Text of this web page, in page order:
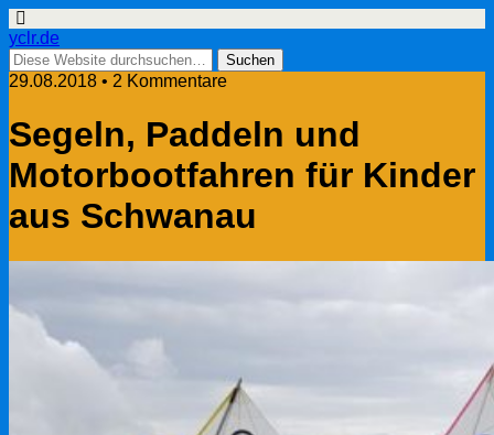
yclr.de
29.08.2018 • 2 Kommentare
Segeln, Paddeln und
Motorbootfahren für Kinder
aus Schwanau